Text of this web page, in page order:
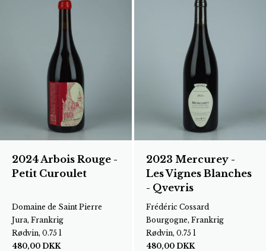
2024 Arbois Rouge -
Petit Curoulet
Domaine de Saint Pierre
Jura, Frankrig
Rødvin, 0.75 l
480,00 DKK
2023 Mercurey -
Les Vignes Blanches
- Qvevris
Frédéric Cossard
Bourgogne, Frankrig
Rødvin, 0.75 l
480,00 DKK